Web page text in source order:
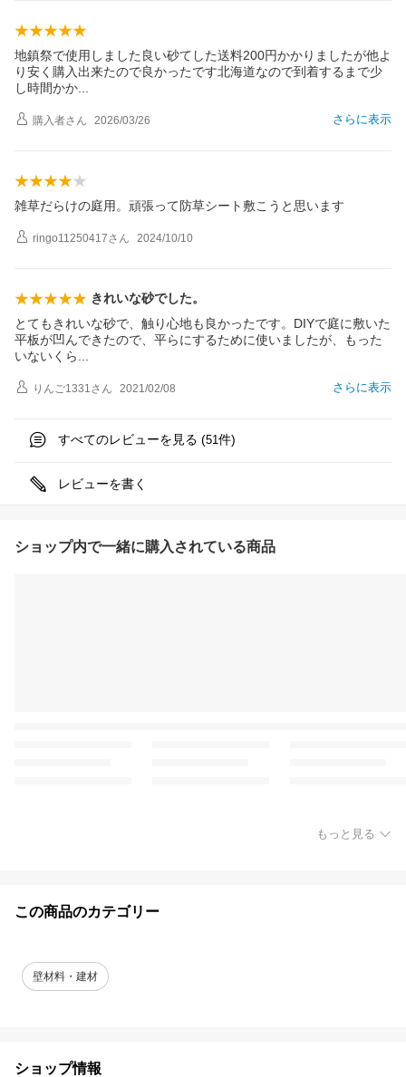
地鎮祭で使用しました良い砂てした送料200円かかりましたが他よ
り安く購入出来たので良かったです北海道なので到着するまで少
し時間かか
さらに表示
購入者さん 2026/03/26
雑草だらけの庭用。頑張って防草シート敷こうと思います
ringo11250417さん 2024/10/10
きれいな砂でした。
とてもきれいな砂で、触り心地も良かったです。DIYで庭に敷いた
平板が凹んできたので、平らにするために使いましたが、もった
いないく ら
さらに表示
りんご1331さん 2021/02/08
すべてのレビューを見る (51件)
レビューを書く
ショップ内で一緒に購入されている商品
もっと見る
この商品のカテゴリー
壁材料・建材
ショップ情報